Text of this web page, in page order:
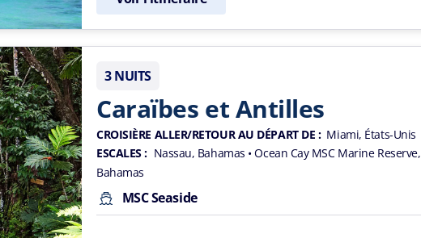
3 NUITS
Caraïbes et Antilles
CROISIÈRE ALLER/RETOUR AU DÉPART DE : Miami, États-Unis
ESCALES : Nassau, Bahamas • Ocean Cay MSC Marine Reserve,
Bahamas
MSC Seaside